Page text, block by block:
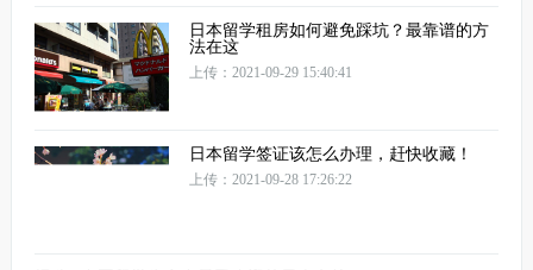
日本留学租房如何避免踩坑？最靠谱的方
法在这
上传：2021-09-29 15:40:41
日本留学签证该怎么办理，赶快收藏！
上传：2021-09-28 17:26:22